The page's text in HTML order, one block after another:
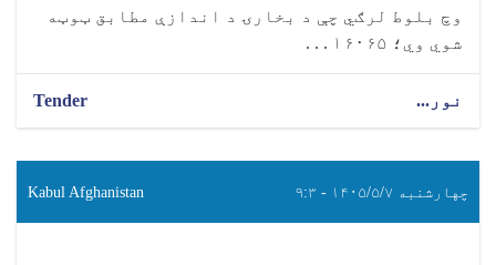
وچ بلوط لرګي چې د بخارۍ د اندازې مطابق ټوټه
شوي وي؛ ۱۶۰۶۵ . . .
نور... Tender
چهارشنبه ۱۴۰۵/۵/۷ - ۹:۳ Kabul Afghanistan